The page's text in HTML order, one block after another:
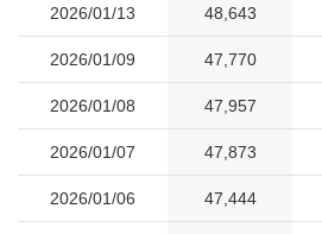
2026/01/13 48,643
2026/01/09 47,770
2026/01/08 47,957
2026/01/07 47,873
2026/01/06 47,444